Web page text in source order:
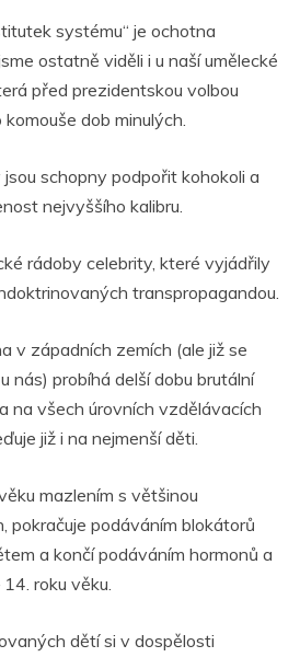
systému“ je ochotna
ostatně viděli i u naší umělecké
před prezidentskou volbou
dob minulých.
schopny podpořit kohokoli a
nejvyššího kalibru.
rádoby celebrity, které vyjádřily
transpropagandou.
v západních zemích (ale již se
nás) probíhá delší dobu brutální
na všech úrovních vzdělávacích
již i na nejmenší děti.
mazlením s většinou
pokračuje podáváním blokátorů
a končí podáváním hormonů a
roku věku.
dětí si v dospělosti